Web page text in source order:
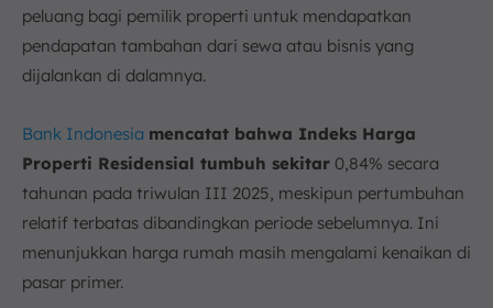
peluang bagi pemilik properti untuk mendapatkan
pendapatan tambahan dari sewa atau bisnis yang
dijalankan di dalamnya.
Bank Indonesia mencatat bahwa Indeks Harga
Properti Residensial tumbuh sekitar 0,84% secara
tahunan pada triwulan III 2025, meskipun pertumbuhan
relatif terbatas dibandingkan periode sebelumnya. Ini
menunjukkan harga rumah masih mengalami kenaikan di
pasar primer.